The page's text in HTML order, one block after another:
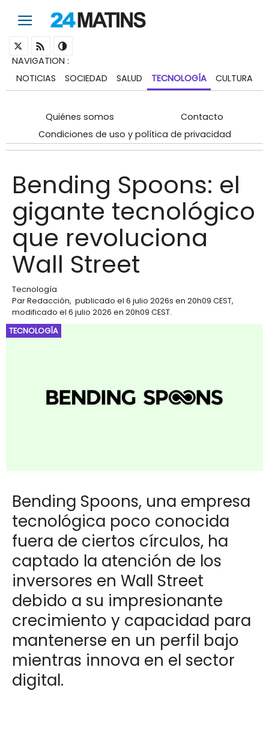
NAVIGATION :
NOTICIAS
SOCIEDAD SALUD TECNOLOGÍA CULTURA
Quiénes somos
Contacto
Condiciones de uso y política de privacidad
Bending Spoons: el
gigante tecnológico
que revoluciona
Wall Street
Tecnología
ParRedacción, publicado el 6 julio 2026s en 20h09 CEST,
modificado el 6 julio 2026 en 20h09 CEST.
TECNOLOGÍA
Bending Spoons, una empresa
tecnológica poco conocida
fuera de ciertos círculos, ha
captado la atención de los
inversores en Wall Street
debido a su impresionante
crecimiento y capacidad para
mantenerse en un perfil bajo
mientras innova en el sector
digital.